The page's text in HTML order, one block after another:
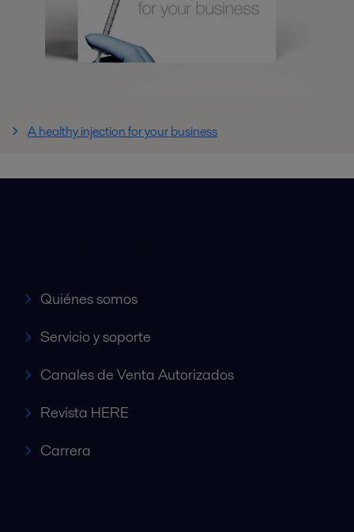
A healthy injection for your business
Quiénes somos
Servicio y soporte
Canales de Venta Autorizados
Revista HERE
Carrera